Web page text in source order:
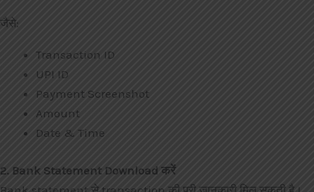
जैसे:
Transaction ID
UPI ID
Payment Screenshot
Amount
Date & Time
2. Bank Statement Download करें